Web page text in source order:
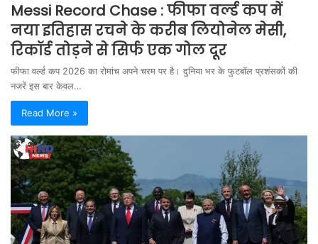
Messi Record Chase : फीफा वर्ल्ड कप में
नया इतिहास रचने के करीब लियोनेल मेसी,
रिकॉर्ड तोड़ने से सिर्फ एक गोल दूर
फीफा वर्ल्ड कप 2026 का रोमांच अपने चरम पर है। दुनिया भर के फुटबॉल प्रशंसकों की
नजरें इस बार केवल…
Read More »